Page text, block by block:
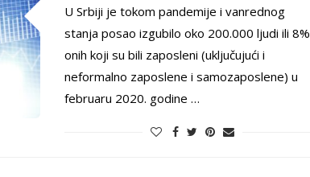
U Srbiji je tokom pandemije i vanrednog
stanja posao izgubilo oko 200.000 ljudi ili 8%
onih koji su bili zaposleni (uključujući i
neformalno zaposlene i samozaposlene) u
februaru 2020. godine …